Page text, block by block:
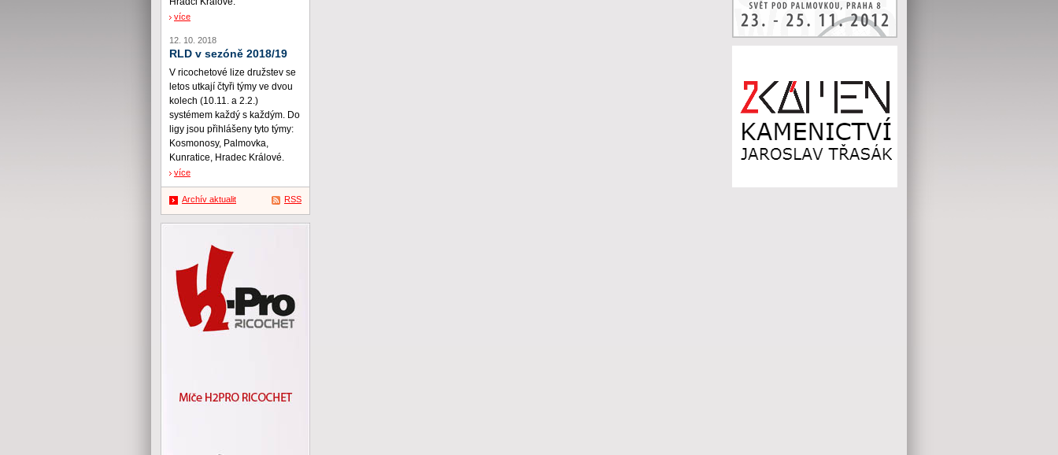
více
12. 10. 2018
RLD v sezóně 2018/19
V ricochetové lize družstev se
letos utkají čtyři týmy ve dvou
kolech (10.11. a 2.2.)
systémem každý s každým. Do
ligy jsou přihlášeny tyto týmy:
Kosmonosy, Palmovka,
Kunratice, Hradec Králové.
více
Archív aktualit RSS